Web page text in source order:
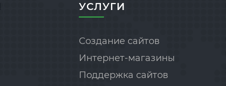
УСЛУГИ
Создание сайтов
Интернет-магазины
Поддержка сайтов